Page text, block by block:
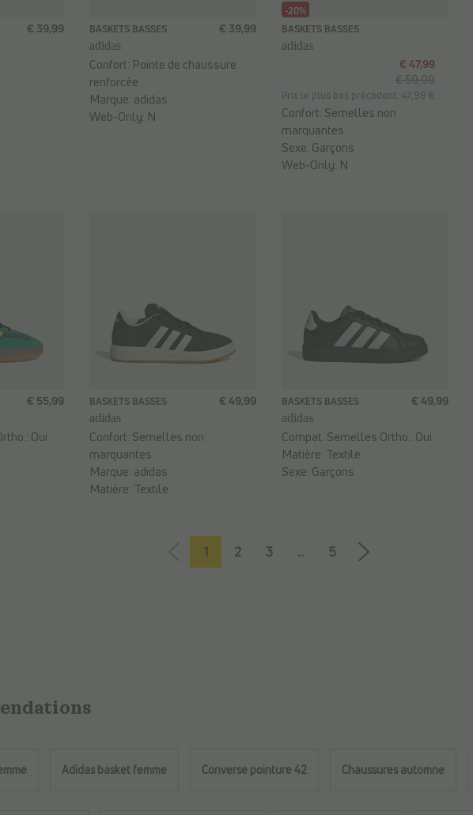
€ 39,99
BASKETS BASSES
adidas
€ 39,99
Confort: Pointe de chaussure
renforcée
Marque: adidas
Web-Only: N
-20%
BASKETS BASSES
adidas
Prix le plus bas précédent: 47,99 €
€ 59,99
€ 47,99
Confort: Semelles non
marquantes
Sexe: Garçons
Web-Only: N
€ 55,99
Oui
BASKETS BASSES
adidas
€ 49,99
Confort: Semelles non
marquantes
Marque: adidas
Matière: Textile
BASKETS BASSES
adidas
€ 49,99
Compat. Semelles Ortho.: Oui
Matière: Textile
Sexe: Garçons
1 2 3 ... 5
Adidas basket femme Converse pointure 42 Chaussures automne